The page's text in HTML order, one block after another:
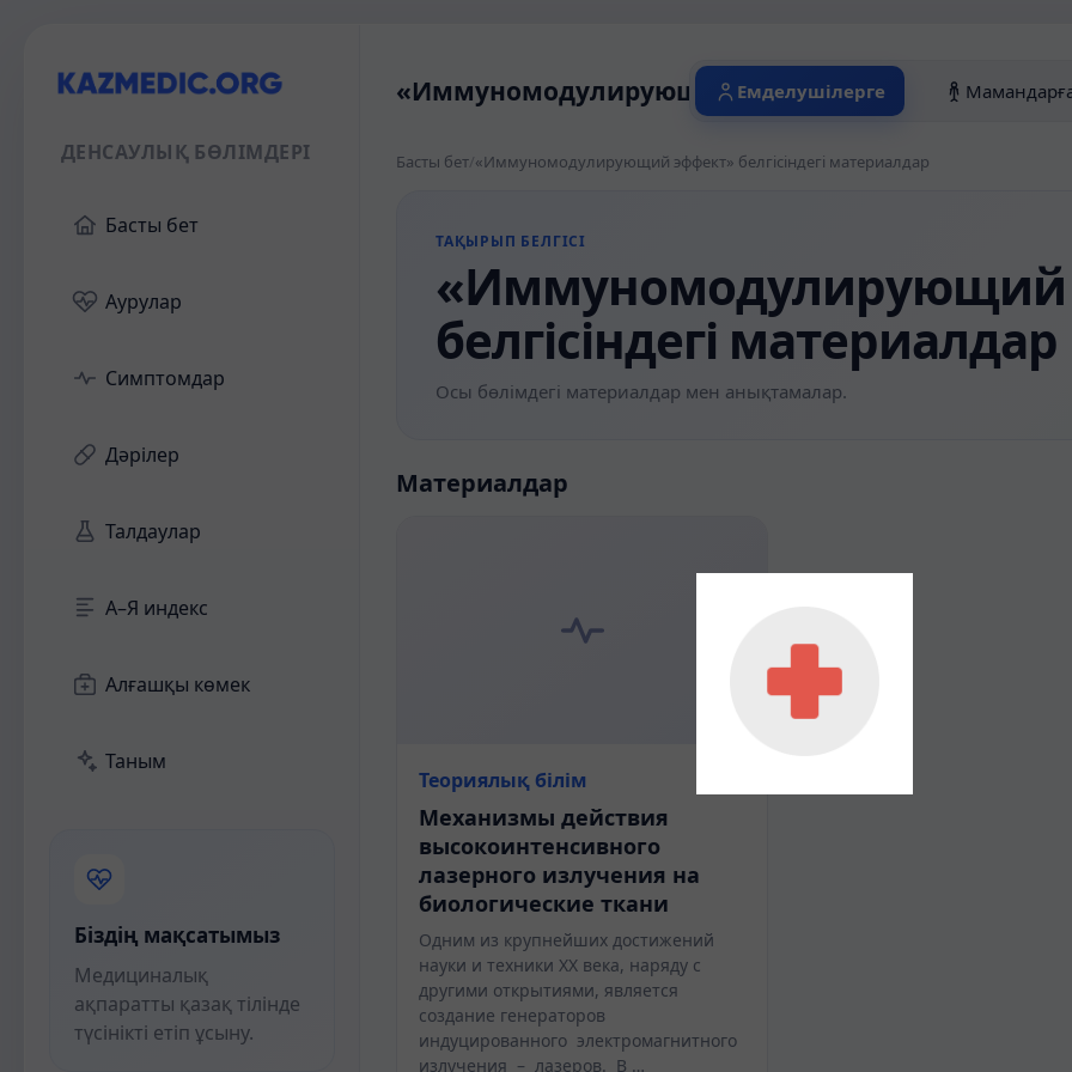
ДЕНСАУЛЫҚ БӨЛІМДЕРІ
Басты бет
Аурулар
Симптомдар
Дәрілер
Талдаулар
А–Я индекс
Алғашқы көмек
Таным
Біздің мақсатымыз
Медициналық
ақпаратты қазақ тілінде
түсінікті етіп ұсыну.
«Иммуномодулирующий эффект» белгісіндегі
Емделушілерге
Басты бет/«Иммуномодулирующий эффект» белгісіндегі материалдар
ТАҚЫРЫП БЕЛГІСІ
«Иммуномодулирующий
белгісіндегі материалдар
Осы бөлімдегі материалдар мен анықтамалар.
Материалдар
Теориялық білім
Механизмы действия
высокоинтенсивного
лазерного излучения на
биологические ткани
Одним из крупнейших достижений
науки и техники XX века, наряду с
другими открытиями, является
создание генераторов
индуцированного электромагнитного
излучения – лазеров. В …